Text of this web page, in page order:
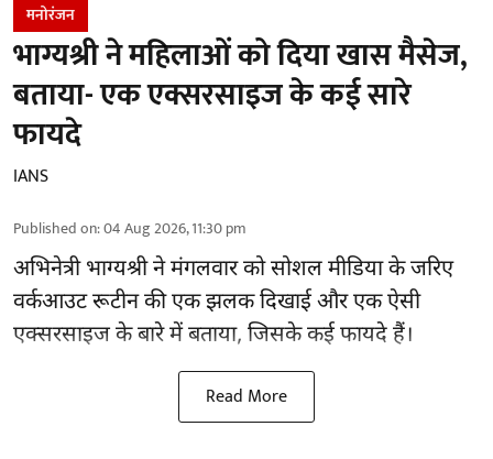
मनोरंजन
भाग्यश्री ने महिलाओं को दिया खास मैसेज,
बताया- एक एक्सरसाइज के कई सारे
फायदे
IANS
Published on:04 Aug 2026, 11:30 pm
अभिनेत्री भाग्यश्री ने मंगलवार को सोशल मीडिया के जरिए
वर्कआउट रूटीन की एक झलक दिखाई और एक ऐसी
एक्सरसाइज के बारे में बताया, जिसके कई फायदे हैं।
Read More